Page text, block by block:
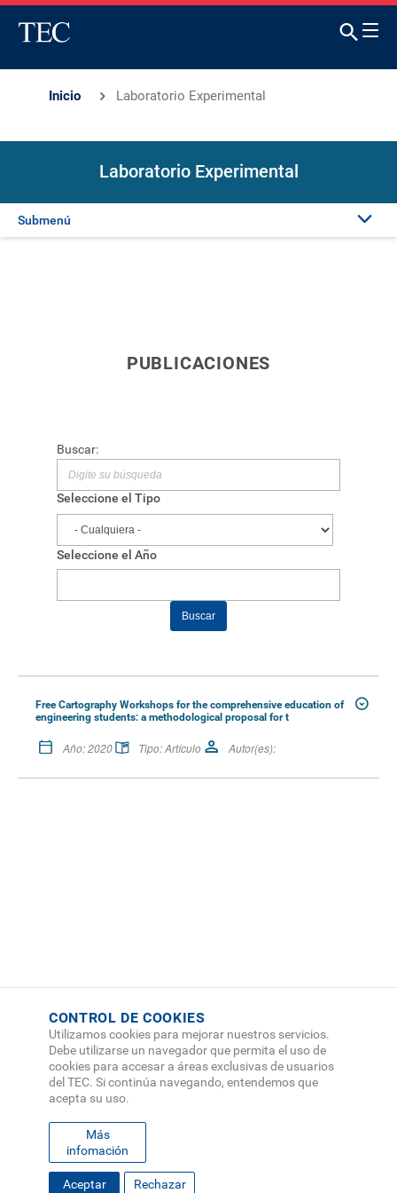
Inicio Laboratorio Experimental
Laboratorio Experimental
Submenú
Publicaciones
PUBLICACIONES
Buscar:
Seleccione el Tipo
Seleccione el Año
Buscar
Free Cartography Workshops for the comprehensive education of
engineering students: a methodological proposal for t
Año:2020 Tipo:Artículo Autor(es):
FOOTERMAPA DEL SITIO DIRECTORIO
CONTROL DE COOKIES
Utilizamos cookies para mejorar nuestros servicios.
Debe utilizarse un navegador que permita el uso de
cookies para accesar a áreas exclusivas de usuarios
del TEC. Si continúa navegando, entendemos que
acepta su uso.
Más
infomación
Aceptar Rechazar